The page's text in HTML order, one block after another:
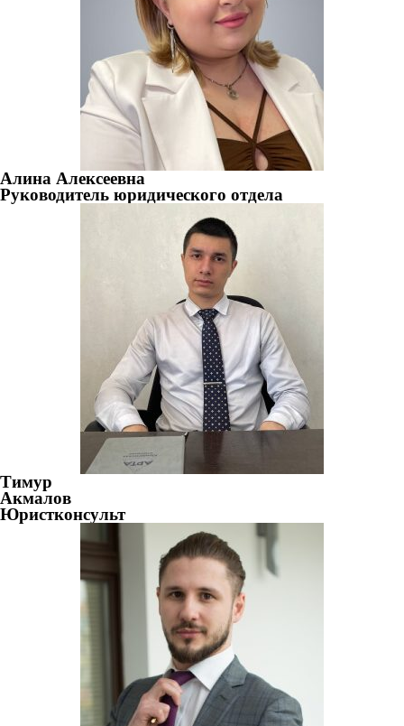
Алина Алексеевна
Руководитель юридического отдела
Тимур
Акмалов
Юристконсульт